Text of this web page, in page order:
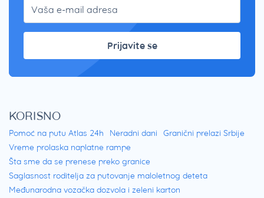
Prijavite se
KORISNO
Pomoć na putu Atlas 24h Neradni dani
Granični prelazi Srbije
Vreme prolaska naplatne rampe
Šta sme da se prenese preko granice
Saglasnost roditelja za putovanje maloletnog deteta
Međunarodna vozačka dozvola i zeleni karton